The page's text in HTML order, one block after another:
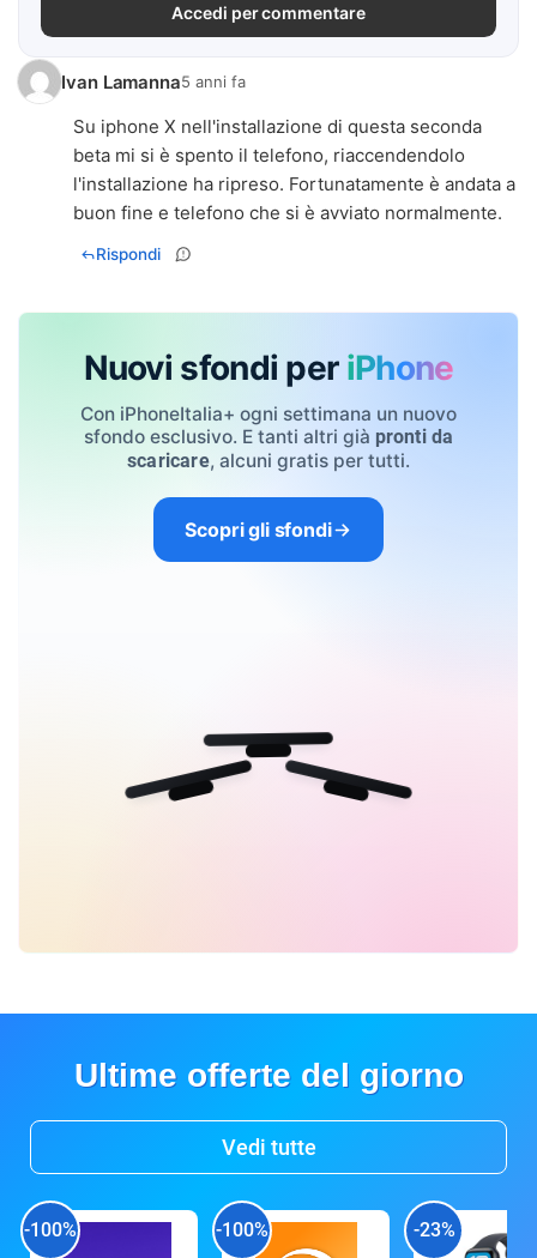
Accedi per commentare
Ivan Lamanna5 anni fa
Su iphone X nell'installazione di questa seconda
beta mi si è spento il telefono, riaccendendolo
l'installazione ha ripreso. Fortunatamente è andata a
buon fine e telefono che si è avviato normalmente.
Rispondi
Nuovi sfondi per iPhone
Con iPhoneItalia+ ogni settimana un nuovo
sfondo esclusivo. E tanti altri già pronti da
scaricare, alcuni gratis per tutti.
Scopri gli sfondi
Ultime offerte del giorno
Vedi tutte
-100% -100% -23%